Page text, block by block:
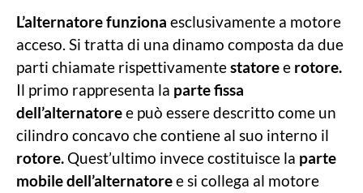
L’alternatore funziona esclusivamente a motore
acceso. Si tratta di una dinamo composta da due
parti chiamate rispettivamentestatoree rotore.
Il primo rappresenta la parte fissa
dell’alternatoree può essere descritto come un
cilindro concavo che contiene al suo interno il
rotore. Quest’ultimo invece costituisce la parte
mobile dell’alternatoree si collega al motore